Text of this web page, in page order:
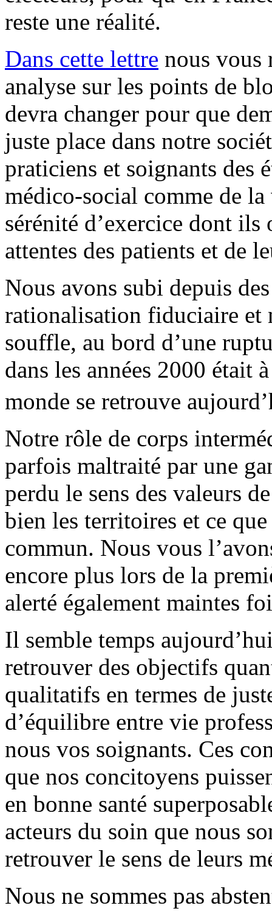
reste une réalité.
Dans cette lettre nous vous
analyse sur les points de
devra changer pour que
juste place dans notre
praticiens et soignants des
médico-social comme de
sérénité d’exercice dont
attentes des patients et de
Nous avons subi depuis
rationalisation fiduciaire et
souffle, au bord d’une
dans les années 2000 était
monde se retrouve
Notre rôle de corps
parfois maltraité par une
perdu le sens des valeurs
bien les territoires et ce
commun. Nous vous
encore plus lors de la
alerté également maintes
Il semble temps
retrouver des objectifs
qualitatifs en termes de
d’équilibre entre vie
nous vos soignants. Ces
que nos concitoyens
en bonne santé
acteurs du soin que nous
retrouver le sens de leurs
Nous ne sommes pas